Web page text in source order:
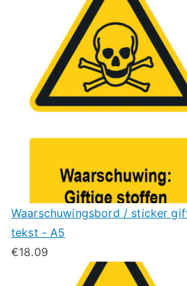
Waarschuwingsbord / sticker
tekst - A5
€18.09